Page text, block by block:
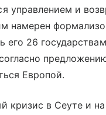
управлением и
намерен
его 26
Европой.
кризис в Сеуте и